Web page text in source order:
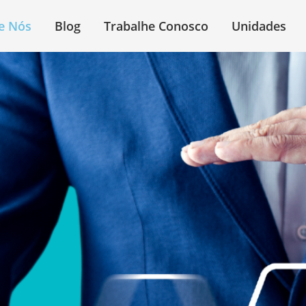
Nós Blog Trabalhe Conosco Unidades